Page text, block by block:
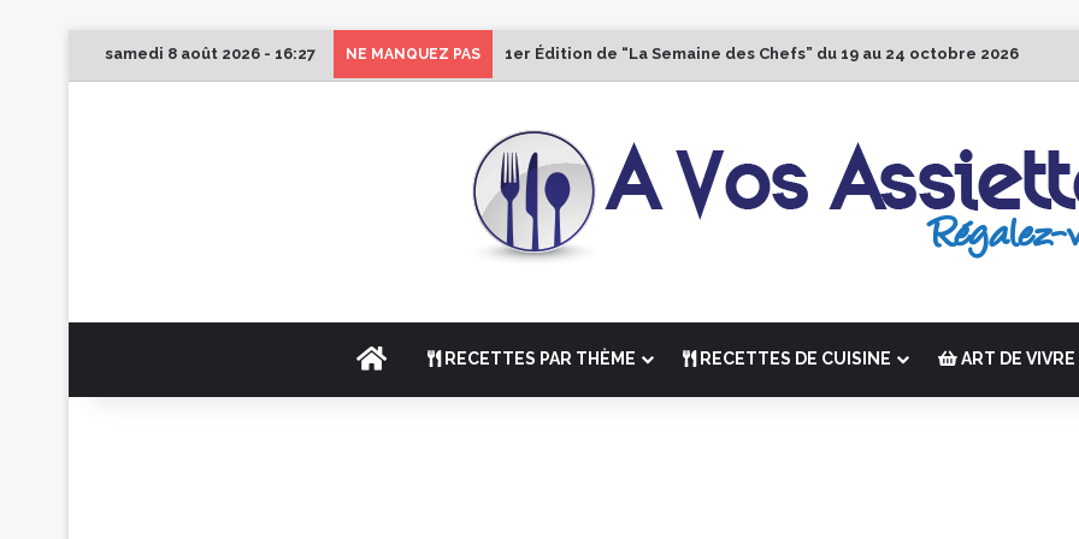
samedi 8 août 2026 - 16:27 NE MANQUEZ PAS 1er Édition de “La Semaine des Chefs” du 19 au 24 octobre 2026
ACCUEILRECETTES PAR THÈME RECETTES DE CUISINE ART DE VIVRE